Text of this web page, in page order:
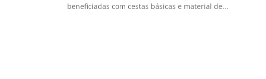
beneficiadas com cestas básicas e material de...